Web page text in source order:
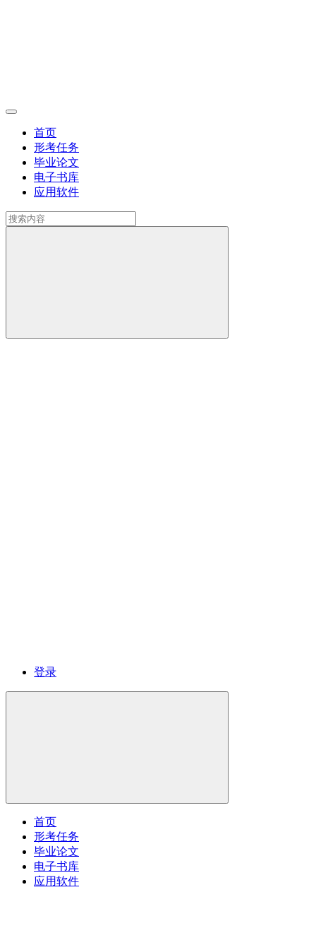
首页
形考任务
毕业论文
电子书库
应用软件
登录
首页
形考任务
毕业论文
电子书库
应用软件